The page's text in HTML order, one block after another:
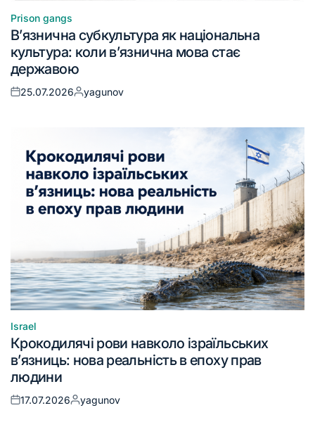
Prison gangs
В’язнична субкультура як національна
культура: коли в’язнична мова стає
державою
25.07.2026 yagunov
Israel
Крокодилячі рови навколо ізраїльських
в’язниць: нова реальність в епоху прав
людини
17.07.2026 yagunov